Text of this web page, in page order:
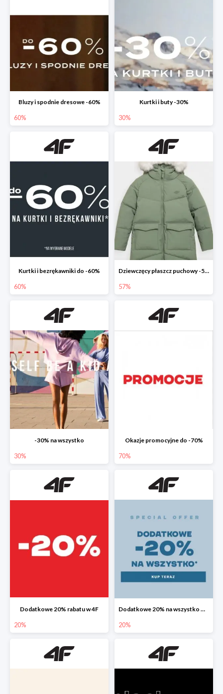
Bluzy i spodnie dresowe -60%
60%
Kurtki i buty -30%
30%
Kurtki i bezrękawniki do -60%
60%
Dziewczęcy płaszcz puchowy -57%
57%
-30% na wszystko
30%
Okazje promocyjne do -70%
70%
Dodatkowe 20% rabatu w 4F
20%
Dodatkowe 20% na wszystko w 4F
20%